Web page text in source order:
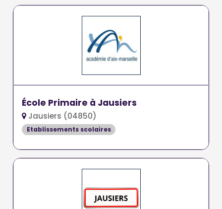
École Primaire à Jausiers
Jausiers (04850)
Etablissements scolaires